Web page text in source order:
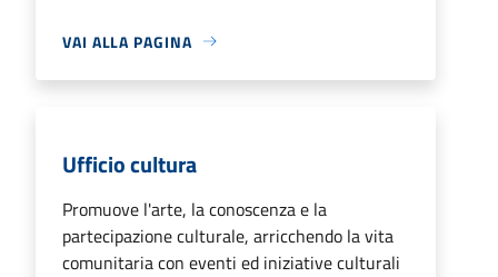
VAI ALLA PAGINA
Ufficio cultura
Promuove l'arte, la conoscenza e la
partecipazione culturale, arricchendo la vita
comunitaria con eventi ed iniziative culturali